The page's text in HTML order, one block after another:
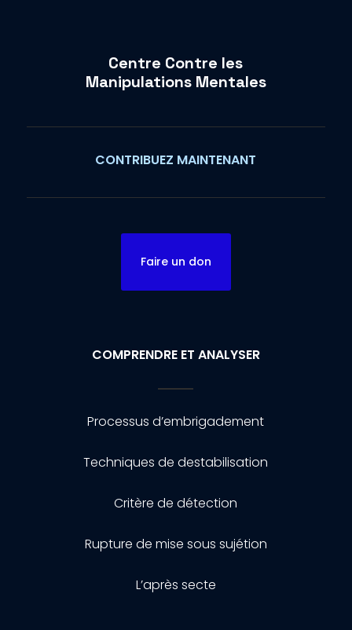
Centre Contre les
Manipulations Mentales
CONTRIBUEZ MAINTENANT
Faire un don
COMPRENDRE ET ANALYSER
Processus d’embrigadement
Techniques de destabilisation
Critère de détection
Rupture de mise sous sujétion
L’après secte